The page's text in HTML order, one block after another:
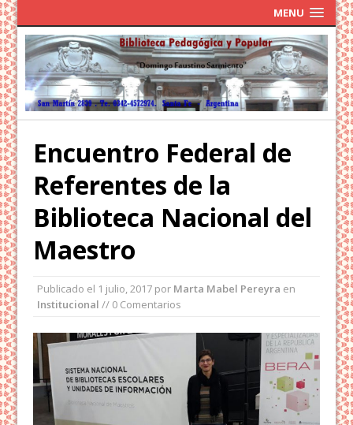
MENU
Encuentro Federal de
Referentes de la
Biblioteca Nacional del
Maestro
Publicado el 1 julio, 2017 por Marta Mabel Pereyra en
Institucional // 0 Comentarios